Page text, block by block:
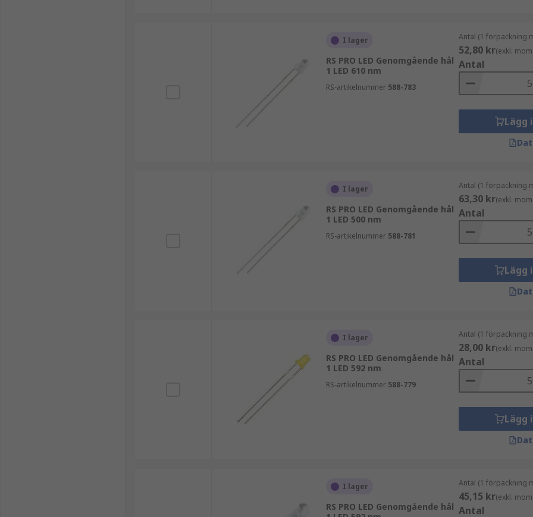
I lager
RS PRO LED Genomgående hål
1 LED 610 nm
RS-artikelnummer 588-783
Antal (1 förpackning
52,80 kr(exkl.
Antal
Lägg
I lager
RS PRO LED Genomgående hål
1 LED 500 nm
RS-artikelnummer 588-781
Antal (1 förpackning
63,30 kr(exkl.
Antal
Lägg
I lager
RS PRO LED Genomgående hål
1 LED 592 nm
RS-artikelnummer 588-779
Antal (1 förpackning
28,00 kr(exkl.
Antal
Lägg
I lager
RS PRO LED Genomgående hål
Antal (1 förpackning
45,15 kr(exkl.
Antal